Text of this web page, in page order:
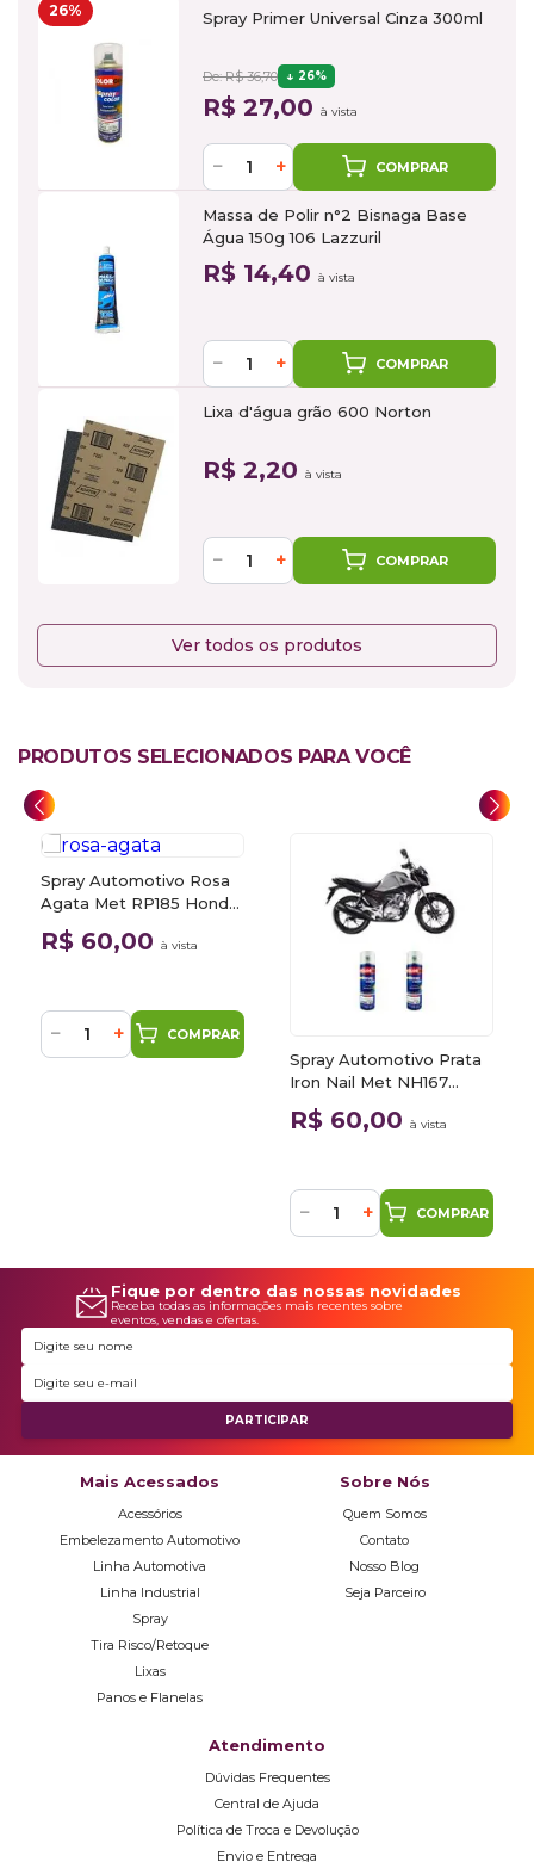
26% Spray Primer Universal Cinza 300ml
De: R$ 36,70 26%
R$ 27,00 à vista
− + COMPRAR
Massa de Polir n°2 Bisnaga Base
Água 150g 106 Lazzuril
R$ 14,40 à vista
− + COMPRAR
Lixa d'água grão 600 Norton
R$ 2,20 à vista
− + COMPRAR
Ver todos os produtos
PRODUTOS SELECIONADOS PARA VOCÊ
Spray Automotivo Rosa
Agata Met RP185 Honda
Motos + Verniz Spray
300ml
R$ 60,00 à vista
− + COMPRAR
Spray Automotivo Prata
Iron Nail Met NH167
Honda Motos + Spray
Verniz 300ml
R$ 60,00 à vista
− + COMPRAR
Fique por dentro das nossas novidades
Receba todas as informações mais recentes sobre
eventos, vendas e ofertas.
Mais Acessados
Acessórios
Embelezamento Automotivo
Linha Automotiva
Linha Industrial
Spray
Tira Risco/Retoque
Lixas
Panos e Flanelas
Sobre Nós
Quem Somos
Contato
Nosso Blog
Seja Parceiro
Atendimento
Dúvidas Frequentes
Central de Ajuda
Política de Troca e Devolução
Envio e Entrega